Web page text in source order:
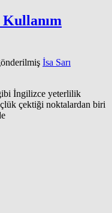
Kullanım
İsa Sarı
İngilizce yeterlilik
çektiği noktalardan biri